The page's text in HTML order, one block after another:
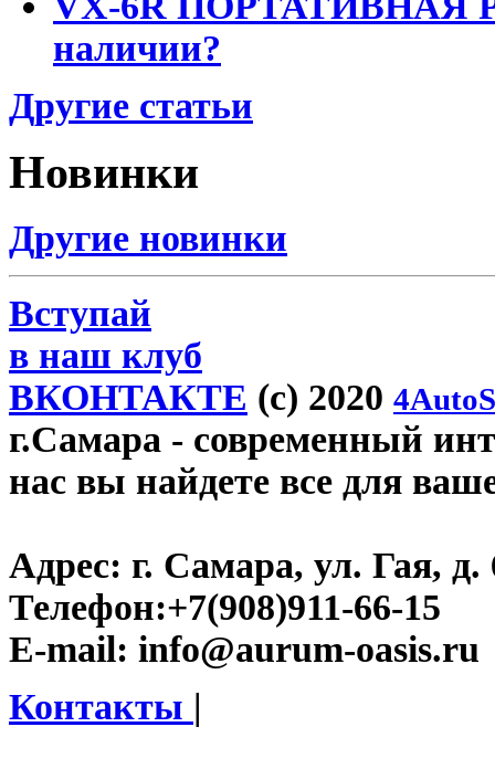
наличии?
Другие статьи
Новинки
Другие новинки
Вступай
в наш клуб
ВКОНТАКТЕ (c) 2020
г.Самара - современный
нас вы найдете все для
Адрес: г. Самара, ул. Гая, д.
Телефон:+7(908)911-66-15
E-mail: info@aurum-oasis.ru
Контакты |